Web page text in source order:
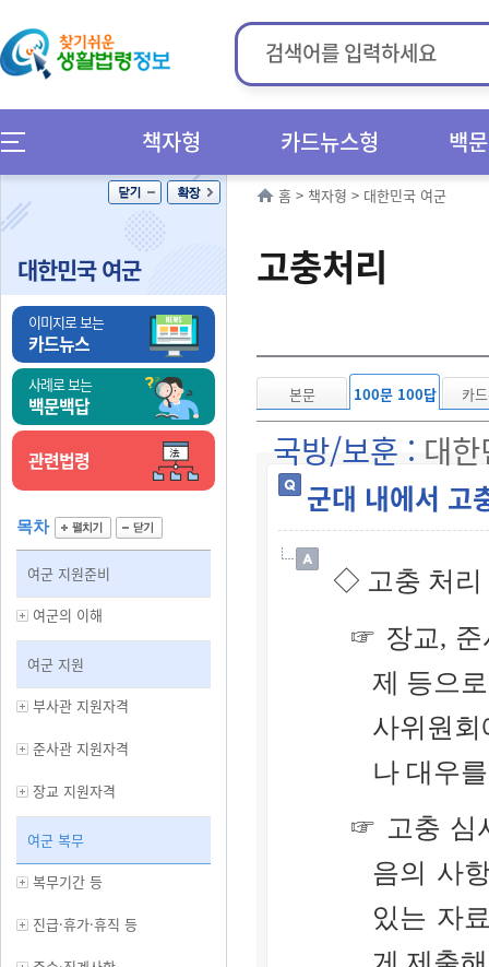
책자형 카드뉴스형 백
대한민국 여군
이미지로 보는
카드뉴스
사례로 보는
백문백답
관련법령
목차
여군 지원준비
여군의 이해
여군 지원
부사관 지원자격
준사관 지원자격
장교 지원자격
여군 복무
복무기간 등
진급·휴가·휴직 등
홈 > 책자형 > 대한민국 여군
고충처리
본문 100문 100답 카
국방/보훈 : 대
군대 내에서 고
◇ 고충 처리
☞ 장교, 준
제 등으
사위원회
나 대우
☞ 고충 심
음의 사
있는 자